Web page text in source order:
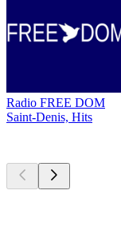
Radio FREE DOM
Saint-Denis, Hits